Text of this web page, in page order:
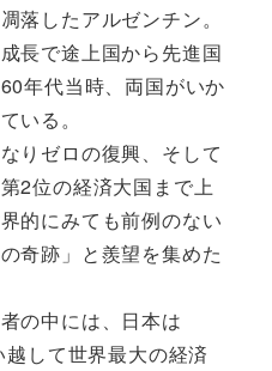
落したアルゼンチン。
長で途上国から先進国
年代当時、両国がいか
いる。
りゼロの復興、そして
2位の経済大国まで上
的にみても前例のない
奇跡」と羨望を集めた
の中には、日本は
して世界最大の経済